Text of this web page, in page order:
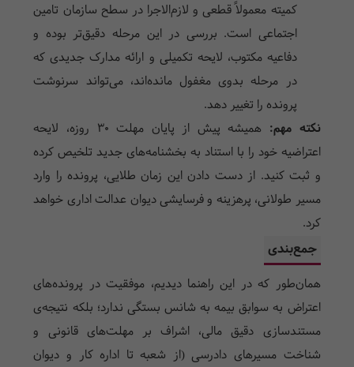
کمیته معمولاً قطعی و لازم‌الاجرا در سطح سازمان تامین
اجتماعی است. بررسی در این مرحله دقیق‌تر بوده و
دفاعیه مکتوب، لایحه تکمیلی و ارائه مدارک جدیدی که
در مرحله بدوی مغفول مانده‌اند، می‌تواند سرنوشت
پرونده را تغییر دهد.
نکته مهم:
همیشه پیش از پایان مهلت ۳۰ روزه، لایحه
اعتراضیه خود را با استناد به بخشنامه‌های جدید تلخیص کرده
و ثبت کنید. از دست دادن این زمان طلایی، پرونده را وارد
مسیر طولانی، پرهزینه و فرسایشی دیوان عدالت اداری خواهد
کرد.
جمع‌بندی
همان‌طور که در این راهنما دیدیم، موفقیت در پرونده‌های
اعتراض به سوابق بیمه به شانس بستگی ندارد؛ بلکه نتیجه‌ی
مستندسازی دقیق مالی، اشراف بر مهلت‌های قانونی و
شناخت مسیرهای دادرسی (از شعبه تا اداره کار و دیوان